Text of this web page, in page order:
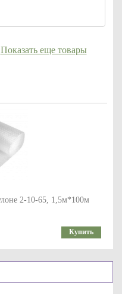
2-10-65, 1,5м*100м
Купить
Показать еще товары